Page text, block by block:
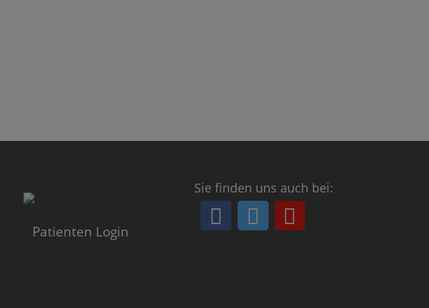
Patienten Login
Sie finden uns auch bei: